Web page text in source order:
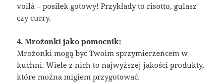
voilà – posiłek gotowy! Przykłady to risotto, gulasz
czy curry.
4. Mrożonki jako pomocnik:
Mrożonki mogą być Twoim sprzymierzeńcem w
kuchni. Wiele z nich to najwyższej jakości produkty,
które można migiem przygotować.